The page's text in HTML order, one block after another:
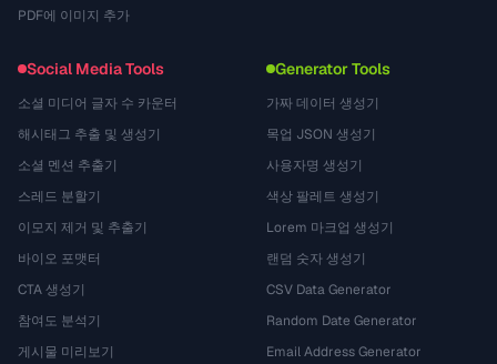
PDF에 이미지 추가
Social Media Tools
소셜 미디어 글자 수 카운터
해시태그 추출 및 생성기
소셜 멘션 추출기
스레드 분할기
이모지 제거 및 추출기
바이오 포맷터
CTA 생성기
참여도 분석기
게시물 미리보기
Generator Tools
가짜 데이터 생성기
목업 JSON 생성기
사용자명 생성기
색상 팔레트 생성기
Lorem 마크업 생성기
랜덤 숫자 생성기
CSV Data Generator
Random Date Generator
Email Address Generator